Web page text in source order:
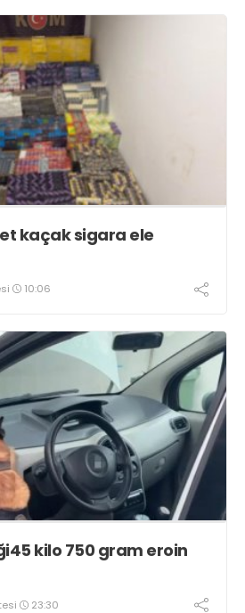
kaçak sigara ele
10:06
kilo 750 gram eroin
23:30